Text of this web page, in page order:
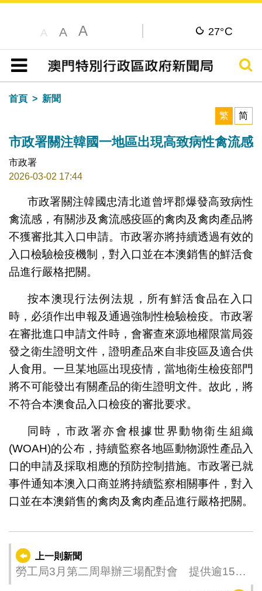
A A A 27°C
目錄
搜尋
首頁
新聞
繁
简
市政署關注韓國一地區出現高致病性禽流感
市政署
2026-03-02 17:44
市政署關注韓國忠清北道曾坪郡爆發高致病性
禽流感，有關涉及禽流感疫區的禽肉及禽肉產品將
不獲審批其入口申請。市政署亦將持續透過有效的
入口檢驗檢疫機制，對入口並在本澳銷售的鮮活食
品進行嚴格把關。
按本澳現行法例法規，所有鮮活食品在入口
時，必須作出申報及通過強制性檢驗檢疫。市政署
在審批進口申請文件時，會審查來源地權限當局簽
發之衛生證明文件，證明產品來自非疫區及適合供
人食用。一旦某地區出現疫情，當地衛生檢疫部門
將不可能發出有關產品的衛生證明文件。故此，將
不符合本澳食品入口檢疫的審批要求。
同時，市政署亦會根據世界動物衛生組織
(WOAH)的公布，持續監察各地區動物源性產品入
口的申請及採取相應的預防控制措施。市政署已就
事件通知本澳入口商並將持續監察相關事件，對入
口並在本澳銷售的禽肉及禽肉產品進行嚴格把關。
上一則新聞
勞工局3月第二周舉辦三場配對會 提供逾150